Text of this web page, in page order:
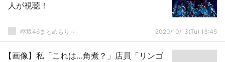
人が視聴！
欅坂46まとめもり～ 2020/10/13(Tu) 13:45
【画像】私「これは…角煮？」店員「リンゴ